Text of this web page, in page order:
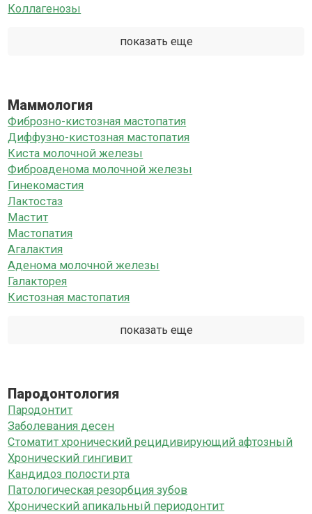
Коллагенозы
показать еще
Маммология
Фиброзно-кистозная мастопатия
Диффузно-кистозная мастопатия
Киста молочной железы
Фиброаденома молочной железы
Гинекомастия
Лактостаз
Мастит
Мастопатия
Агалактия
Аденома молочной железы
Галакторея
Кистозная мастопатия
показать еще
Пародонтология
Пародонтит
Заболевания десен
Стоматит хронический рецидивирующий афтозный
Хронический гингивит
Кандидоз полости рта
Патологическая резорбция зубов
Хронический апикальный периодонтит